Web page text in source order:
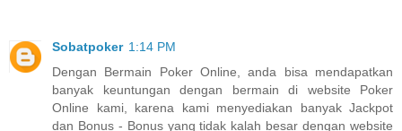
Sobatpoker 1:14 PM
Dengan Bermain Poker Online, anda bisa mendapatkan
banyak keuntungan dengan bermain di website Poker
Online kami, karena kami menyediakan banyak Jackpot
dan Bonus - Bonus yang tidak kalah besar dengan website